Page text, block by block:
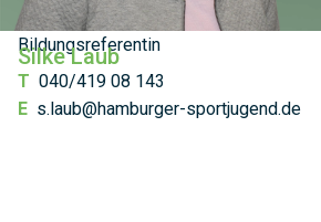
Bildungsreferentin
Silke Laub
T 040/419 08 143
E s.laub@hamburger-sportjugend.de